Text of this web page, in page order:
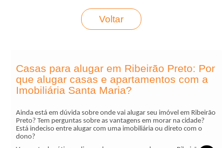
Voltar
Casas para alugar em Ribeirão Preto: Por
que alugar casas e apartamentos com a
Imobiliária Santa Maria?
Ainda está em dúvida sobre onde vai alugar seu imóvel em Ribeirão
Preto? Tem perguntas sobre as vantagens em morar na cidade?
Está indeciso entre alugar com uma imobiliária ou direto com o
dono?